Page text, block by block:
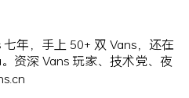
年，手上 50+ 双 Vans，还在
资深 Vans 玩家、技术党、夜